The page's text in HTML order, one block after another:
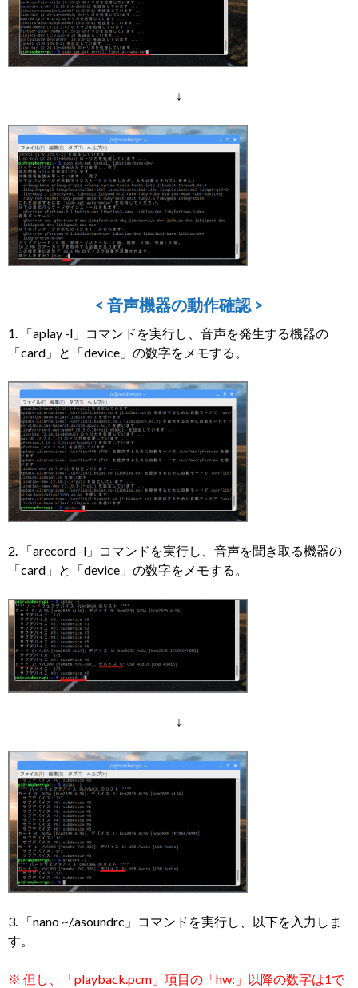
↓
< 音声機器の動作確認 >
1. 「aplay -l」コマンドを実行し、音声を発生する機器の
「card」と「device」の数字をメモする。
2. 「arecord -l」コマンドを実行し、音声を聞き取る機器の
「card」と「device」の数字をメモする。
↓
3. 「nano ~/.asoundrc」コマンドを実行し、以下を入力しま
す。
※ 但し、「playback.pcm」項目の「hw:」以降の数字は1で